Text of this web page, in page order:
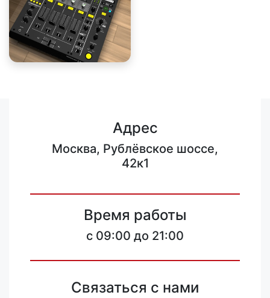
Адрес
Москва, Рублёвское шоссе,
42к1
Время работы
c 09:00 до 21:00
Связаться с нами